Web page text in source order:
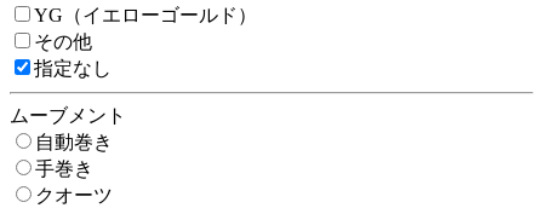
YG（イエローゴールド）
その他
指定なし
ムーブメント
自動巻き
手巻き
クオーツ